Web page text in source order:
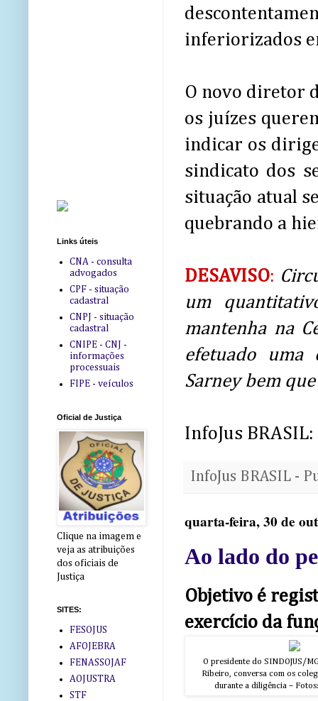
inferiorizados
O novo diretor
os juízes
indicar os
sindicato dos
situação atual
quebrando a
DESAVISO:
um
mantenha na
efetuado uma
Sarney bem
InfoJus BRASIL:
InfoJus BRASIL -
quarta-feira, 30 de
Ao lado do
Objetivo é
exercício da
O presidente do SINDOJUS/
Ribeiro, conversa com os
durante a diligência –
Links úteis
CNA - consulta
advogados
CPF - situação
cadastral
CNPJ - situação
cadastral
CNIPE - CNJ -
informações
processuais
FIPE - veículos
Oficial de Justiça
Clique na imagem e
veja as atribuições
dos oficiais de
Justiça
SITES:
FESOJUS
AFOJEBRA
FENASSOJAF
AOJUSTRA
STF